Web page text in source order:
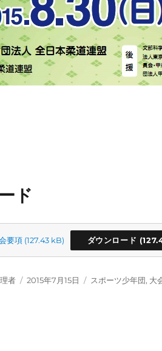
ド
要項 ダウンロード
者
投
2015年7月15日
カ
スポーツ少年団, 大